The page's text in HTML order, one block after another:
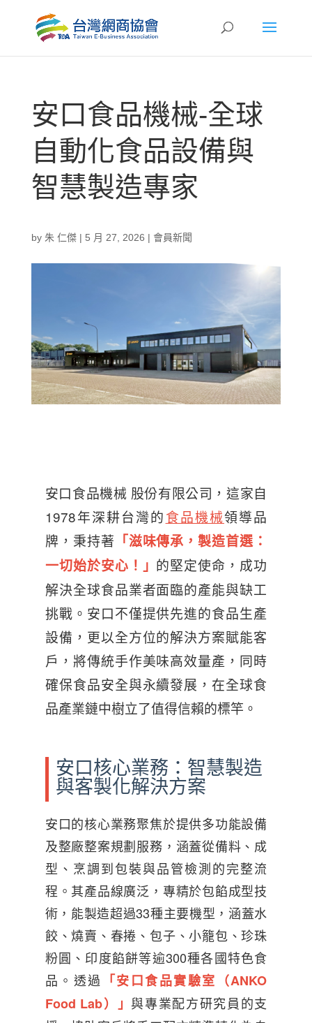
安口食品機械-全球
自動化食品設備與
智慧製造專家
by 朱 仁傑| 5 月 27, 2026 | 會員新聞
安口食品機械 股份有限公司，這家自
1978年深耕台灣的食品機械領導品
牌，秉持著 「滋味傳承，製造首選：
一切始於安心！」 的堅定使命，成功
解決全球食品業者面臨的產能與缺工
挑戰。安口不僅提供先進的食品生產
設備，更以全方位的解決方案賦能客
戶，將傳統手作美味高效量產，同時
確保食品安全與永續發展，在全球食
品產業鏈中樹立了值得信賴的標竿。
安口核心業務：智慧製造
與客製化解決方案
安口的核心業務聚焦於提供多功能設備
及整廠整案規劃服務，涵蓋從備料、成
型、烹調到包裝與品管檢測的完整流
程。其產品線廣泛，專精於包餡成型技
術，能製造超過33種主要機型，涵蓋水
餃、燒賣、春捲、包子、小籠包、珍珠
粉圓、印度餡餅等逾300種各國特色食
品。透過 「安口食品實驗室（ANKO
Food Lab）」與專業配方研究員的支